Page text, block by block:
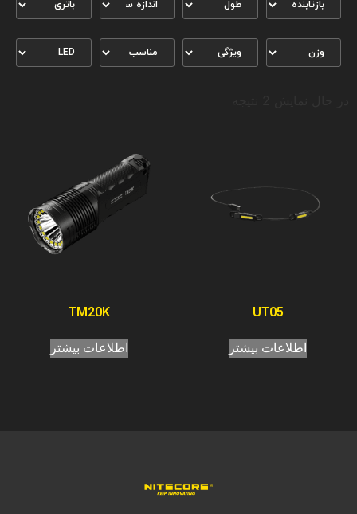
UT05
اطلاعات بیشتر
TM20K
اطلاعات بیشتر